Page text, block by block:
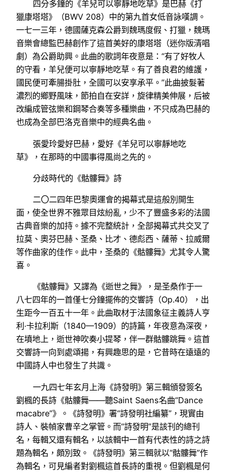
四分多鐘的《羊兒可以寧靜地吃草》是巴赫《打
獵康塔塔》（BWV 208）中的第九首女低音詠嘆調。
一七一三年，德國薩克森公爵到魏瑪度假、打獵，魏瑪
音樂會總監巴赫創作了這首美好的康塔塔（迷你版清唱
劇）為公爵助興。此曲的歌詞年夜意是：“有了好牧人
的守看，羊兒便可以寧靜地吃草。有了善良君的維護，
國民便可牽腸掛肚，全國可以安享承平。”此曲披髮著
濃烈的鄉野風味，節拍自在安詳，旋律精美伸展，后被
改編成管弦樂和鋼琴合奏等多種樂曲，不只成為巴赫的
也成為全部巴洛克音樂中的經典名曲。
張愛玲愛好巴赫，愛好《羊兒可以寧靜地吃
草》，在那時的中國事得風尚之先的。
分歧時代的《骷髏舞》詩
二〇二四年巴黎奧運會的揭幕式是這般別開生
面，使全世界不雅眾目炫紛亂，少不了豐盛多彩的法國
古典音樂的加持。據不完整統計，全部揭幕式共交叉了
拉莫、奧芬巴赫、圣桑、比才、德彪西、薩蒂、拉威爾
等作曲家的佳作。此中，圣桑的《骷髏舞》尤其令人驚
喜。
《骷髏舞》又譯為《逝世之舞》，是圣桑作于一
八七四年的一首僅七分鐘擺佈的交響詩（Op.40），出
生距今一百五十一年。此曲取材于法國象征主義詩人亨
利·卡拉利斯（1840—1909）的詩篇，年夜意為深夜，
在墳地上，逝世神吹奏小提琴，伴一群骷髏跳舞。這首
交響詩一向到處頌揚，有興趣思的是，它昔時在遠遠的
中國詩人中也發生了共識。
一九四七年玄月上海《詩發明》第三輯頒發簽名
劉楓的長詩《骷髏舞——聽Saint Saens名曲“Dance
macabre”》。《詩發明》署“詩發明社編纂”，現實由
詩人、裝幀家曹辛之掌管。而“詩發明”是該刊的總刊
名，每輯又還有輯名，以該輯中一首有代表性的詩之詩
題為輯名，頗別致。《詩發明》第三輯就以“骷髏舞”作
為輯名，可見編者對劉楓這首長詩的重視。但劉楓是何